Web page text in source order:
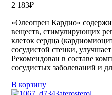
2 183₽
«Олеопрен Кардио»
веществ, стимулирующих
клеток сердца
сосудистой стенки,
Рекомендован в составе
сосудистых заболеваний и
В корзину